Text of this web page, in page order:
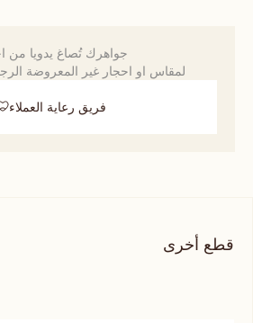
جواهرك تُصاغ يدويا من
لمقاس او احجار غير المعروضة
فريق رعاية العملاء
قطع أخرى